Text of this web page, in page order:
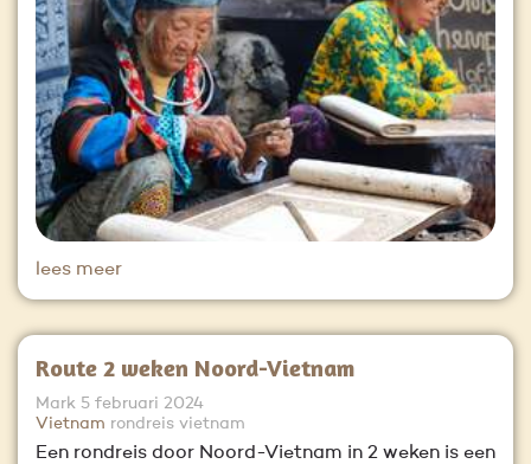
lees meer
Route 2 weken Noord-Vietnam
Mark 5 februari 2024
Vietnam rondreis vietnam
Een rondreis door Noord-Vietnam in 2 weken is een